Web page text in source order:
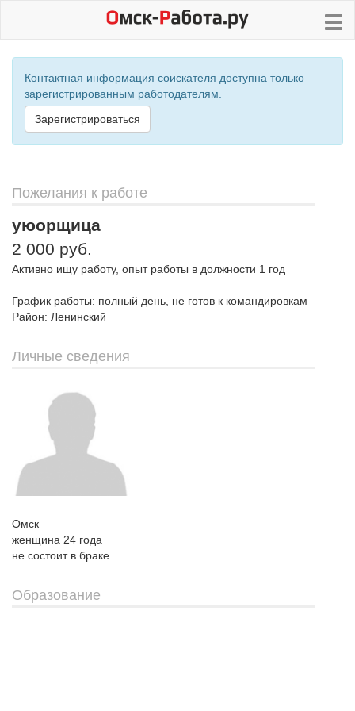
Контактная информация соискателя доступна только
зарегистрированным работодателям.
Зарегистрироваться
Пожелания к работе
уюорщица
2 000 руб.
Активно ищу работу, опыт работы в должности 1 год
График работы: полный день, не готов к командировкам
Район: Ленинский
Личные сведения
Омск
женщина 24 года
не состоит в браке
Образование